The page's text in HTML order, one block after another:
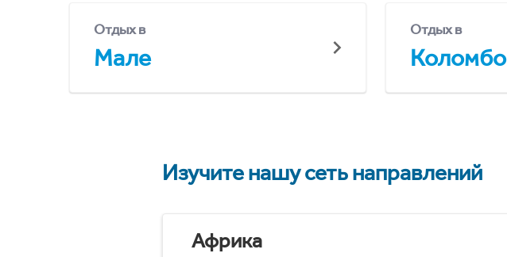
Отдых в
Мале
Отдых в
Коломбо
Изучите нашу сеть направлений
Африка